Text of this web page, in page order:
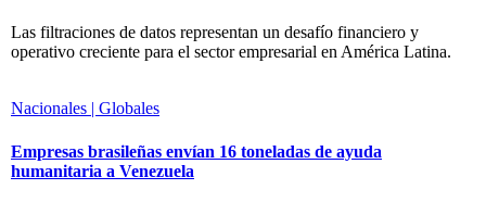
Las filtraciones de datos representan un desafío financiero y
operativo creciente para el sector empresarial en América Latina.
Nacionales | Globales
Empresas brasileñas envían 16 toneladas de ayuda
humanitaria a Venezuela